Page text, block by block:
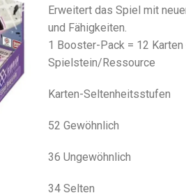
Erweitert das Spiel mit
und Fähigkeiten.
1 Booster-Pack = 12 Karten
Spielstein/Ressource
Karten-Seltenheitsstufen
52 Gewöhnlich
36 Ungewöhnlich
34 Selten